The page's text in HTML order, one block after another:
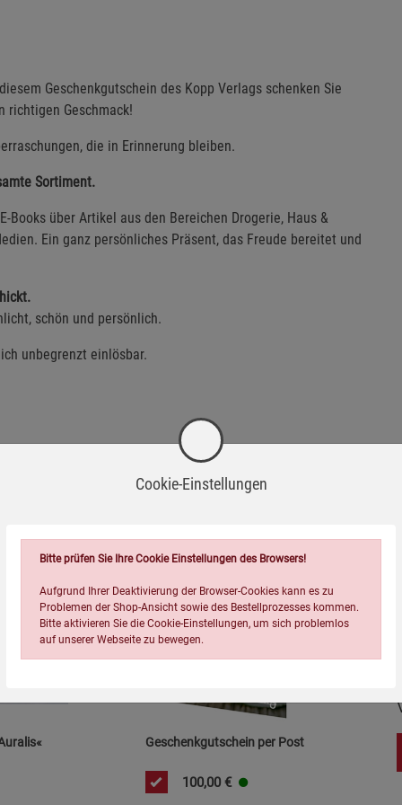
Geschenkgutschein des Kopp Verlags schenken Sie
richtigen Geschmack!
die in Erinnerung bleiben.
Sortiment.
Books über Artikel aus den Bereichen Drogerie, Haus &
Ein ganz persönliches Präsent, das Freude bereitet und
schön und persönlich.
unbegrenzt einlösbar.
Wird oft zusammen bestellt:
Geschenkgutschein per Post
100,00 €
=
Cookie-Einstellungen
Bitte prüfen Sie Ihre Cookie Einstellungen des Browsers!
Aufgrund Ihrer Deaktivierung der Browser-Cookies kann es zu
Problemen der Shop-Ansicht sowie des Bestellprozesses kommen.
Bitte aktivieren Sie die Cookie-Einstellungen, um sich problemlos
auf unserer Webseite zu bewegen.
Einstellungen speichern für die GruppeEinstellungen speichern für die Gruppe